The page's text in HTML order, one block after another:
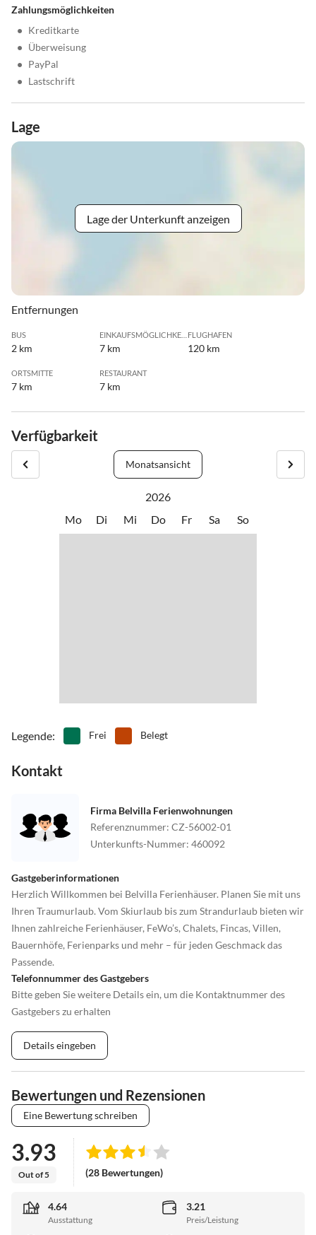
Zahlungsmöglichkeiten
• Kreditkarte
• Überweisung
• PayPal
• Lastschrift
Lage
Lage der Unterkunft anzeigen
Entfernungen
BUS
2 km
EINKAUFSMÖGLICHKEIT
7 km
FLUGHAFEN
120 km
ORTSMITTE
7 km
RESTAURANT
7 km
Verfügbarkeit
Monatsansicht
2026
Mo
Di Mi Do Fr Sa So
Legende: Frei Belegt
Kontakt
Firma Belvilla Ferienwohnungen
Referenznummer: CZ-56002-01
Unterkunfts-Nummer: 460092
Gastgeberinformationen
Herzlich Willkommen bei Belvilla Ferienhäuser. Planen Sie mit uns
Ihren Traumurlaub. Vom Skiurlaub bis zum Strandurlaub bieten wir
Ihnen zahlreiche Ferienhäuser, FeWo’s, Chalets, Fincas, Villen,
Bauernhöfe, Ferienparks und mehr – für jeden Geschmack das
Passende.
Telefonnummer des Gastgebers
Bitte geben Sie weitere Details ein, um die Kontaktnummer des
Gastgebers zu erhalten
Details eingeben
Bewertungen und Rezensionen
Eine Bewertung schreiben
3.93
Out of 5 (28 Bewertungen)
4.64
Ausstattung
3.21
Preis/Leistung